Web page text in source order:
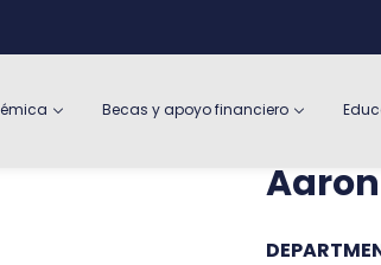
Becas y apoyo financiero